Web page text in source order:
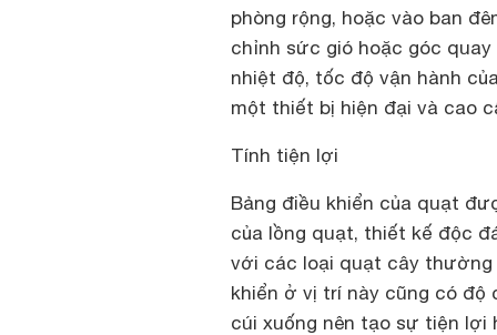
phòng rộng, hoặc vào ban
chỉnh sức gió hoặc góc
nhiệt độ, tốc độ vận hành
một thiết bị hiện đại và cao
Tính tiện lợi
Bảng điều khiển của quạt
của lồng quạt, thiết kế độc
với các loại quạt cây
khiển ở vị trí này cũng có
cúi xuống nên tạo sự tiện lợi